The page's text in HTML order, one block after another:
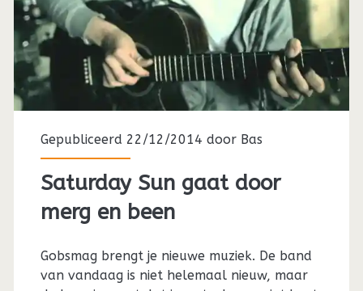
Gepubliceerd 22/12/2014 door Bas
Saturday Sun gaat door
merg en been
Gobsmag brengt je nieuwe muziek. De band
van vandaag is niet helemaal nieuw, maar